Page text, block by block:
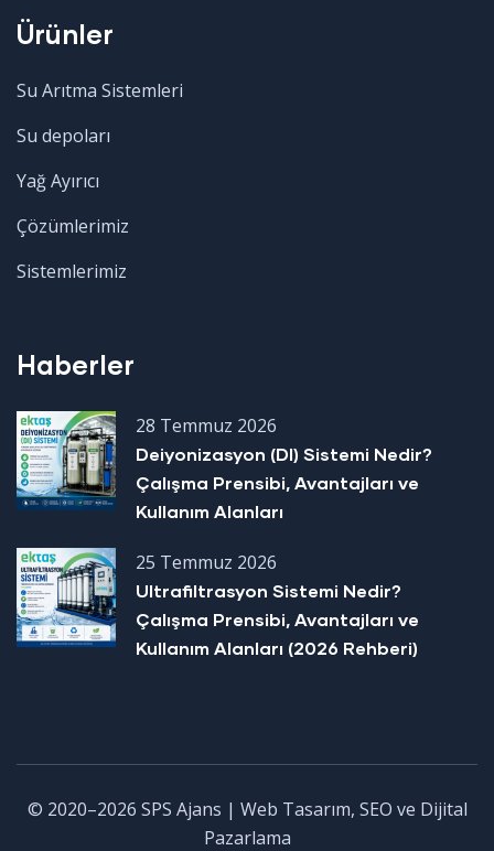
Ürünler
Su Arıtma Sistemleri
Su depoları
Yağ Ayırıcı
Çözümlerimiz
Sistemlerimiz
Haberler
28 Temmuz 2026
Deiyonizasyon (DI) Sistemi Nedir?
Çalışma Prensibi, Avantajları ve
Kullanım Alanları
25 Temmuz 2026
Ultrafiltrasyon Sistemi Nedir?
Çalışma Prensibi, Avantajları ve
Kullanım Alanları (2026 Rehberi)
© 2020–2026 SPS Ajans | Web Tasarım, SEO ve Dijital
Pazarlama